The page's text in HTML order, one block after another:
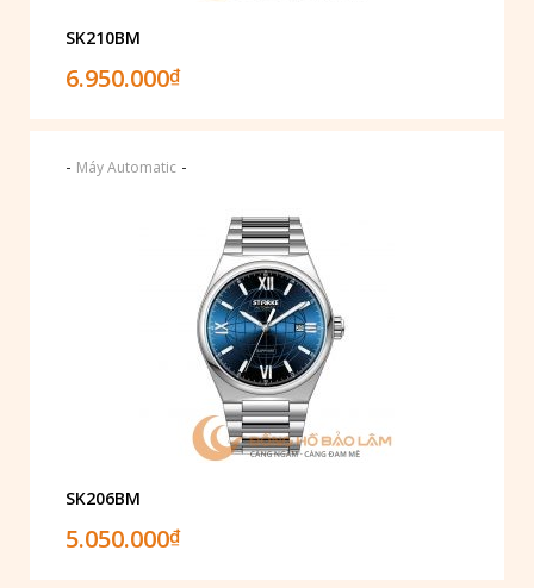
SK210BM
6.950.000₫
- Máy Automatic -
SK206BM
5.050.000₫